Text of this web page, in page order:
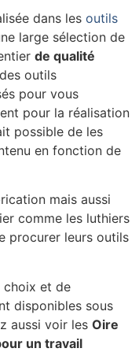
dans les outils
large sélection de
de qualité
outils
pour vous
pour la réalisation
possible de les
en fonction de
mais aussi
comme les luthiers
procurer leurs outils
choix et de
disponibles sous
aussi voir les Oire
un travail